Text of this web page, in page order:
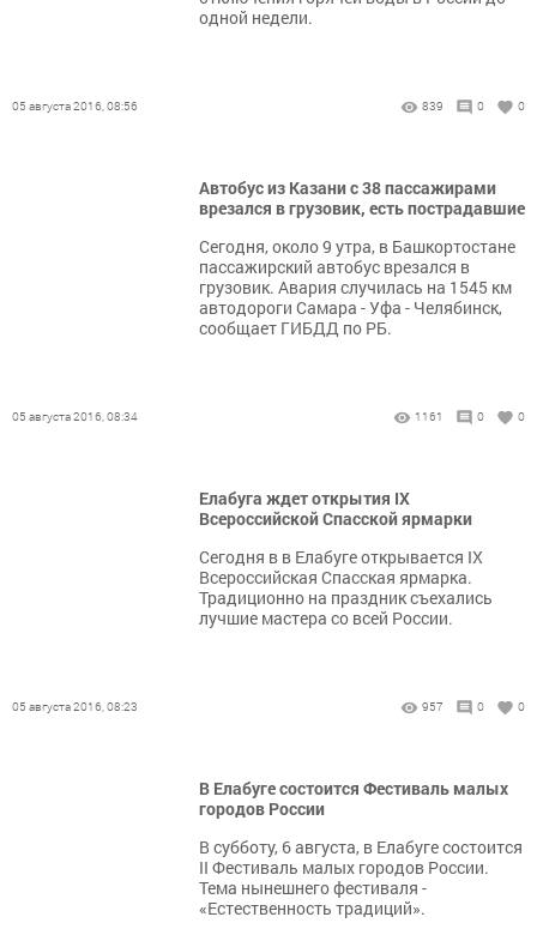
одной недели.
05 августа 2016, 08:56 839 0 0
Автобус из Казани с 38 пассажирами
врезался в грузовик, есть пострадавшие
Сегодня, около 9 утра, в Башкортостане
пассажирский автобус врезался в
грузовик. Авария случилась на 1545 км
автодороги Самара - Уфа - Челябинск,
сообщает ГИБДД по РБ.
05 августа 2016, 08:34 1161 0 0
Елабуга ждет открытия IX
Всероссийской Спасской ярмарки
Сегодня в в Елабуге открывается IX
Всероссийская Спасская ярмарка.
Традиционно на праздник съехались
лучшие мастера со всей России.
05 августа 2016, 08:23 957 0 0
В Елабуге состоится Фестиваль малых
городов России
В субботу, 6 августа, в Елабуге состоится
II Фестиваль малых городов России.
Тема нынешнего фестиваля -
«Естественность традиций».